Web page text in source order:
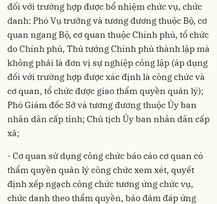
đối với trường hợp được bổ nhiệm chức vụ, chức
danh: Phó Vụ trưởng và tương đương thuộc Bộ, cơ
quan ngang Bộ, cơ quan thuộc Chính phủ, tổ chức
do Chính phủ, Thủ tướng Chính phủ thành lập mà
không phải là đơn vị sự nghiệp công lập (áp dụng
đối với trường hợp được xác định là công chức và
cơ quan, tổ chức được giao thẩm quyền quản lý);
Phó Giám đốc Sở và tương đương thuộc Ủy ban
nhân dân cấp tỉnh; Chủ tịch Ủy ban nhân dân cấp
xã;
- Cơ quan sử dụng công chức báo cáo cơ quan có
thẩm quyền quản lý công chức xem xét, quyết
định xếp ngạch công chức tương ứng chức vụ,
chức danh theo thẩm quyền, bảo đảm đáp ứng